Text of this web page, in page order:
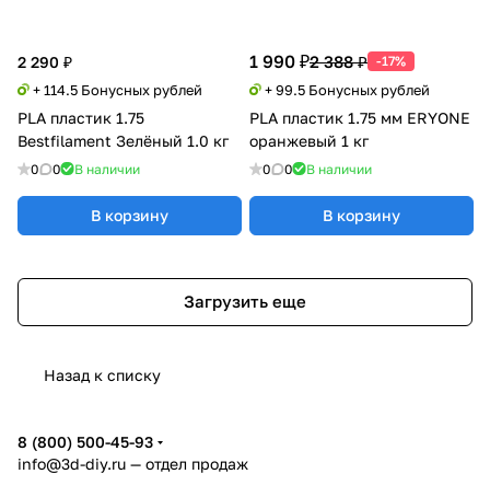
2 290 ₽
+ 114.5 Бонусных рублей
PLA пластик 1.75
Bestfilament Зелёный 1.0 кг
0 0 В наличии
В корзину
1 990 ₽2 388 ₽ -17%
+ 99.5 Бонусных рублей
PLA пластик 1.75 мм ERYONE
оранжевый 1 кг
0 0 В наличии
В корзину
Загрузить еще
Назад к списку
8 (800) 500-45-93
info@3d-diy.ru — отдел продаж